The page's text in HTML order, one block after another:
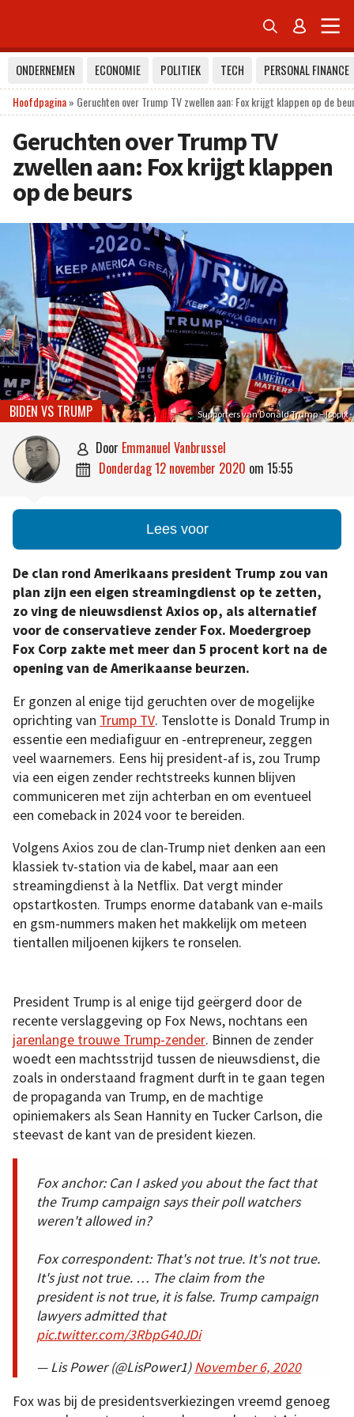
 
ONDERNEMEN ECONOMIE POLITIEK TECH
PERSONAL FINANCE
Hoofdpagina» Geruchten over Trump TV zwellen aan: Fox krijgt klappen op de
Geruchten over Trump TV
zwellen aan: Fox krijgt klappen
op de beurs
Supporters van Donald Trump – Isopix
BIDEN VS TRUMP
 door Emmanuel Vanbrussel
 donderdag 12 november 2020 om 15:55
Lees voor
De clan rond Amerikaans president Trump zou van
plan zijn een eigen streamingdienst op te zetten,
zo ving de nieuwsdienst Axios op, als alternatief
voor de conservatieve zender Fox. Moedergroep
Fox Corp zakte met meer dan 5 procent kort na de
opening van de Amerikaanse beurzen.
Er gonzen al enige tijd geruchten over de mogelijke
oprichting van Trump TV. Tenslotte is Donald Trump in
essentie een mediafiguur en -entrepreneur, zeggen
veel waarnemers. Eens hij president-af is, zou Trump
via een eigen zender rechtstreeks kunnen blijven
communiceren met zijn achterban en om eventueel
een comeback in 2024 voor te bereiden.
Volgens Axios zou de clan-Trump niet denken aan een
klassiek tv-station via de kabel, maar aan een
streamingdienst à la Netflix. Dat vergt minder
opstartkosten. Trumps enorme databank van e-mails
en gsm-nummers maken het makkelijk om meteen
tientallen miljoenen kijkers te ronselen.
President Trump is al enige tijd geërgerd door de
recente verslaggeving op Fox News, nochtans een
jarenlange trouwe Trump-zender. Binnen de zender
woedt een machtsstrijd tussen de nieuwsdienst, die
zoals in onderstaand fragment durft in te gaan tegen
de propaganda van Trump, en de machtige
opiniemakers als Sean Hannity en Tucker Carlson, die
steevast de kant van de president kiezen.
Fox anchor: Can I asked you about the fact that
the Trump campaign says their poll watchers
weren't allowed in?
Fox correspondent: That's not true. It's not true.
It's just not true. … The claim from the
president is not true, it is false. Trump campaign
lawyers admitted that
pic.twitter.com/3RbpG40JDi
— Lis Power (@LisPower1)November 6, 2020
Fox was bij de presidentsverkiezingen vreemd genoeg